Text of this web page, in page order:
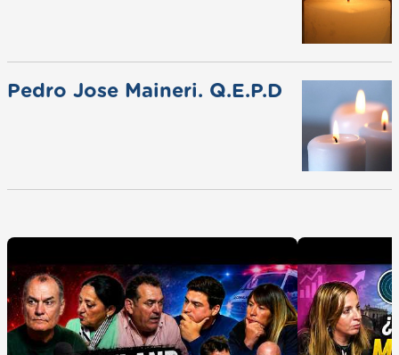
Pedro Jose Maineri. Q.E.P.D